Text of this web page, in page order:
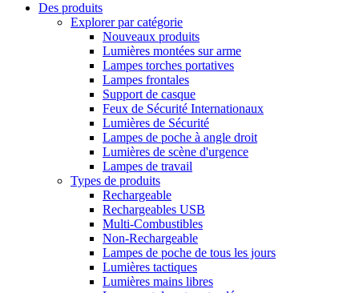
Des produits
Explorer par catégorie
Nouveaux produits
Lumières montées sur arme
Lampes torches portatives
Lampes frontales
Support de casque
Feux de Sécurité Internationaux
Lumières de Sécurité
Lampes de poche à angle droit
Lumières de scène d'urgence
Lampes de travail
Types de produits
Rechargeable
Rechargeables USB
Multi-Combustibles
Non-Rechargeable
Lampes de poche de tous les jours
Lumières tactiques
Lumières mains libres